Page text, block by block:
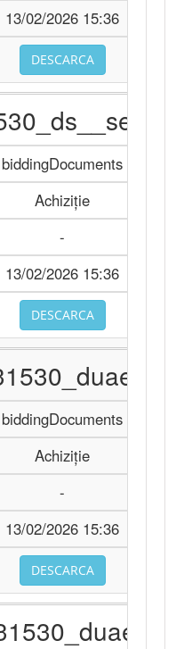
13/02/2026 15:36
DESCARCA
biddingDocuments
Achiziție
-
13/02/2026 15:36
DESCARCA
biddingDocuments
Achiziție
-
13/02/2026 15:36
DESCARCA